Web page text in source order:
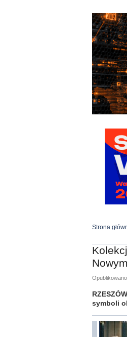
Strona
symboli